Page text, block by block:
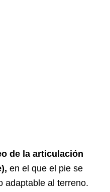
de la articulación
en el que el pie se
adaptable al terreno.